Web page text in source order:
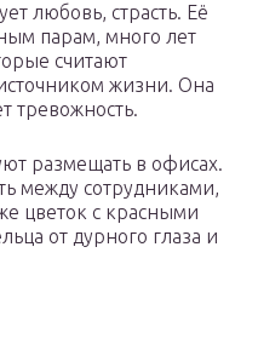
любовь, страсть. Её
парам, много лет
считают
жизни. Она
тревожность.
размещать в офисах.
между сотрудниками,
цветок с красными
от дурного глаза и